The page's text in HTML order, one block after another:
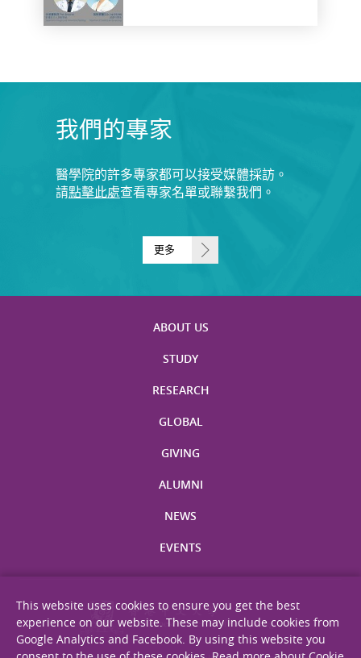
我們的專家
醫學院的許多專家都可以接受媒體採訪。
請點擊此處查看專家名單或聯繫我們。
更多
ABOUT US
STUDY
RESEARCH
GLOBAL
GIVING
ALUMNI
NEWS
EVENTS
This website uses cookies to ensure you get the best
experience on our website. These may include cookies from
Google Analytics and Facebook. By using this website you